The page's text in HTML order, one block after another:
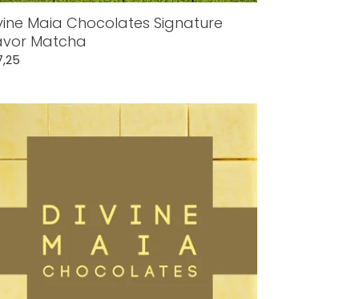
Maia Chocolates Signature
Matcha